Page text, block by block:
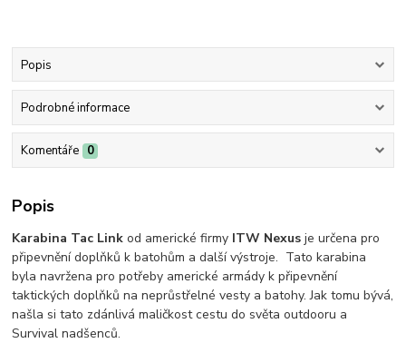
Popis
Podrobné informace
Komentáře 0
Popis
Karabina Tac Link od americké firmy ITW Nexus je určena pro
připevnění doplňků k batohům a další výstroje. Tato karabina
byla navržena pro potřeby americké armády k připevnění
taktických doplňků na neprůstřelné vesty a batohy. Jak tomu bývá,
našla si tato zdánlivá maličkost cestu do světa outdooru a
Survival nadšenců.